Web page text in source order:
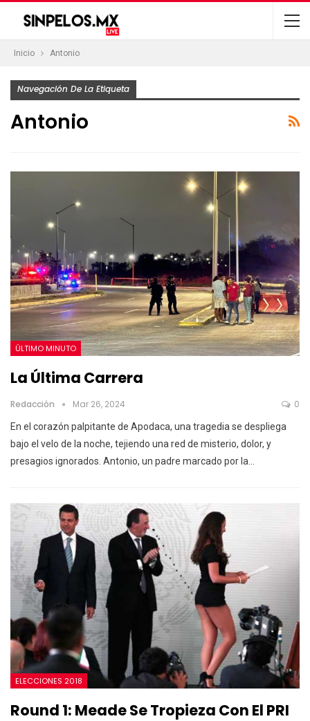
Inicio Antonio
Navegación De La Etiqueta
Antonio
ÚLTIMO MINUTO
La Última Carrera
Redacción Mar 26, 2024 0
En el corazón palpitante de Apodaca, una tragedia se despliega
bajo el velo de la noche, tejiendo una red de misterio, dolor, y
presagios ignorados. Antonio, un padre marcado por la…
ELECCIONES 2018
Round 1: Meade Se Tropieza Con El PRI